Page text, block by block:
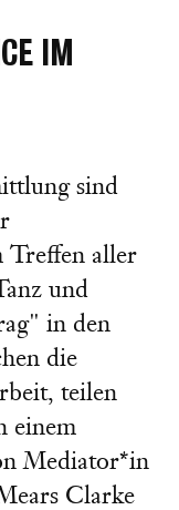
IM
sind
Treffen aller
und
in den
die
teilen
einem
Mediator*in
Clarke